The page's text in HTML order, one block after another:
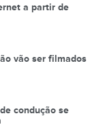
a partir de
vão ser filmados
condução se